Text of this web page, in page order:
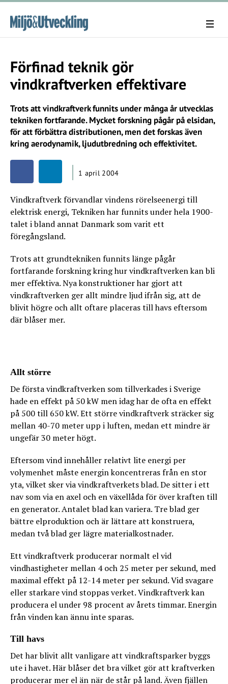
Förfinad teknik gör
vindkraftverken effektivare
Trots att vindkraftverk funnits under många år utvecklas
tekniken fortfarande. Mycket forskning pågår på elsidan,
för att förbättra distributionen, men det forskas även
kring aerodynamik, ljudutbredning och effektivitet.
1 april 2004
Vindkraftverk förvandlar vindens rörelseenergi till
elektrisk energi, Tekniken har funnits under hela 1900-
talet i bland annat Danmark som varit ett
föregångsland.
Trots att grundtekniken funnits länge pågår
fortfarande forskning kring hur vindkraftverken kan bli
mer effektiva. Nya konstruktioner har gjort att
vindkraftverken ger allt mindre ljud ifrån sig, att de
blivit högre och allt oftare placeras till havs eftersom
där blåser mer.
Allt större
De första vindkraftverken som tillverkades i Sverige
hade en effekt på 50 kW men idag har de ofta en effekt
på 500 till 650 kW. Ett större vindkraftverk sträcker sig
mellan 40-70 meter upp i luften, medan ett mindre är
ungefär 30 meter högt.
Eftersom vind innehåller relativt lite energi per
volymenhet måste energin koncentreras från en stor
yta, vilket sker via vindkraftverkets blad. De sitter i ett
nav som via en axel och en växellåda för över kraften till
en generator. Antalet blad kan variera. Tre blad ger
bättre elproduktion och är lättare att konstruera,
medan två blad ger lägre materialkostnader.
Ett vindkraftverk producerar normalt el vid
vindhastigheter mellan 4 och 25 meter per sekund, med
maximal effekt på 12-14 meter per sekund. Vid svagare
eller starkare vind stoppas verket. Vindkraftverk kan
producera el under 98 procent av årets timmar. Energin
från vinden kan ännu inte sparas.
Till havs
Det har blivit allt vanligare att vindkraftsparker byggs
ute i havet. Här blåser det bra vilket gör att kraftverken
producerar mer el än när de står på land. Även fjällen